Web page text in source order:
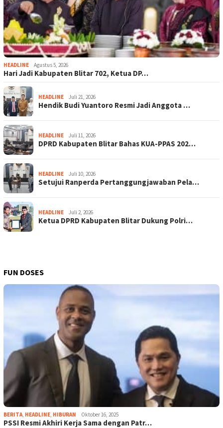
HEADLINE Agustus 5, 2026
Hari Jadi Kabupaten Blitar 702, Ketua DP…
HEADLINE Juli 21, 2026
Hendik Budi Yuantoro Resmi Jadi Anggota …
HEADLINE Juli 11, 2026
DPRD Kabupaten Blitar Bahas KUA-PPAS 202…
HEADLINE Juli 10, 2026
Setujui Ranperda Pertanggungjawaban Pela…
HEADLINE Juli 2, 2026
Ketua DPRD Kabupaten Blitar Dukung Polri…
FUN DOSES
BERITA HEADLINE HIBURAN Oktober 16, 2025
PSSI Resmi Akhiri Kerja Sama dengan Patr…